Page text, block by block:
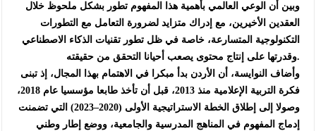
وبين أن الوعي العالمي بأهمية هذا المفهوم تطور بشكل ملحوظ خلال
العقدين الأخيرين، مع إدراك متزايد لضرورة التعامل مع التطورات
التكنولوجية المتسارعة، خاصة في ظل تطور تقنيات الذكاء الاصطناعي
وقدرتها على إنتاج محتوى يصعب أحيانا التحقق من حقيقته.
وأضاف النوايسة، أن الأردن بدأ مبكرا في الاهتمام بهذا المجال، إذ تبنى
فكرة التربية الإعلامية منذ 2013، قبل أن تأخذ طابعا مؤسسيا عام 2018،
وصولا إلى إطلاق الخطة الاستراتيجية الأولى (2020–2023) التي تضمنت
إدماج المفهوم في المناهج المدرسية والجامعية، ووضع إطار وطني